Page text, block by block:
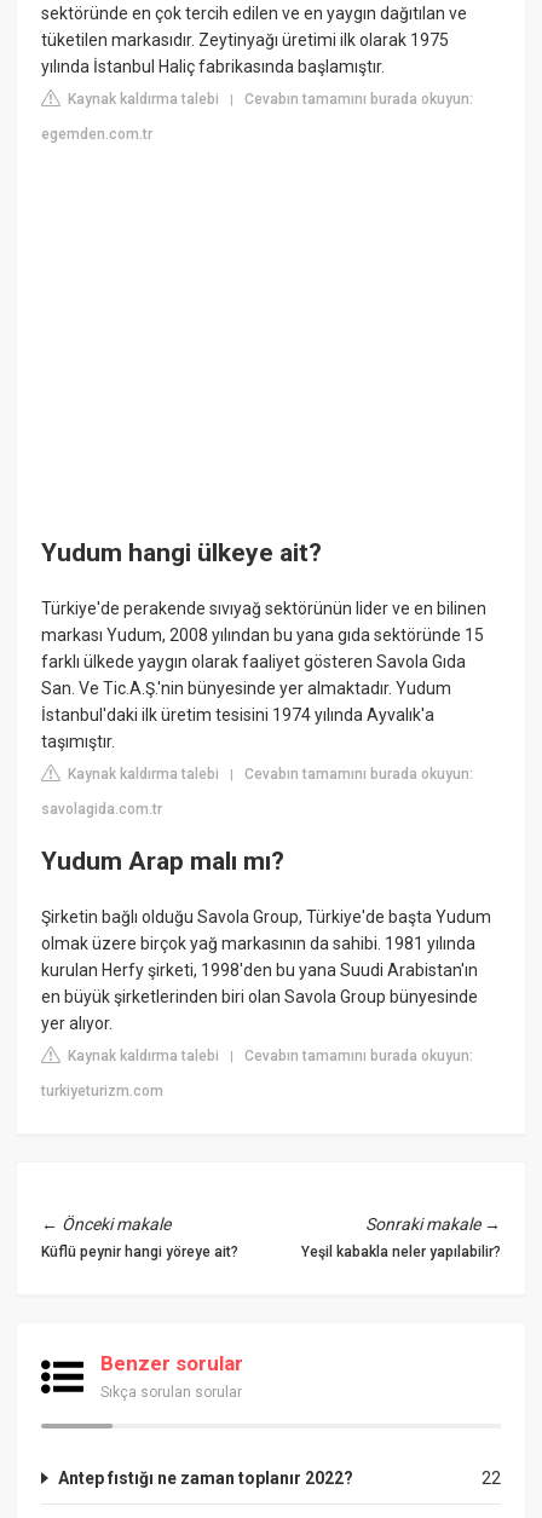
sektöründe en çok tercih edilen ve en yaygın dağıtılan ve
tüketilen markasıdır. Zeytinyağı üretimi ilk olarak 1975
yılında İstanbul Haliç fabrikasında başlamıştır.
Kaynak kaldırma talebi |Cevabın tamamını burada okuyun:
egemden.com.tr
Yudum hangi ülkeye ait?
Türkiye'de perakende sıvıyağ sektörünün lider ve en bilinen
markası Yudum, 2008 yılından bu yana gıda sektöründe 15
farklı ülkede yaygın olarak faaliyet gösteren Savola Gıda
San. Ve Tic.A.Ş.'nin bünyesinde yer almaktadır. Yudum
İstanbul'daki ilk üretim tesisini 1974 yılında Ayvalık'a
taşımıştır.
Kaynak kaldırma talebi |Cevabın tamamını burada okuyun:
savolagida.com.tr
Yudum Arap malı mı?
Şirketin bağlı olduğu Savola Group, Türkiye'de başta Yudum
olmak üzere birçok yağ markasının da sahibi. 1981 yılında
kurulan Herfy şirketi, 1998'den bu yana Suudi Arabistan'ın
en büyük şirketlerinden biri olan Savola Group bünyesinde
yer alıyor.
Kaynak kaldırma talebi |Cevabın tamamını burada okuyun:
turkiyeturizm.com
← Önceki makale
Küflü peynir hangi yöreye ait?
Sonraki makale→
Yeşil kabakla neler yapılabilir?
Benzer sorular
Sıkça sorulan sorular
22
Antep fıstığı ne zaman toplanır 2022?